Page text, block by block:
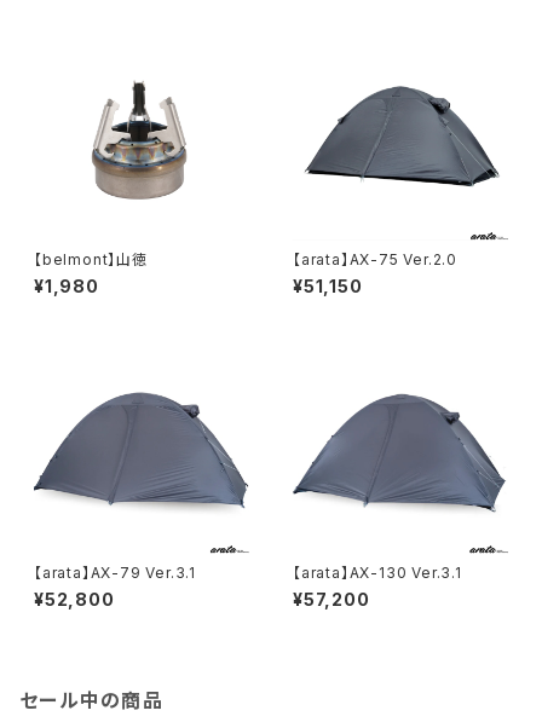
【belmont】山徳
¥1,980
【arata】AX-75 Ver.2.0
¥51,150
【arata】AX-79 Ver.3.1
¥52,800
【arata】AX-130 Ver.3.1
¥57,200
セール中の商品